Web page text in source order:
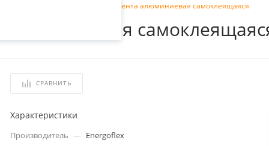
Energoflex 50м х 100мм Лента алюминиевая самоклеящаяся
алюминиевая
СРАВНИТЬ
Характеристики
Производитель — Energoflex